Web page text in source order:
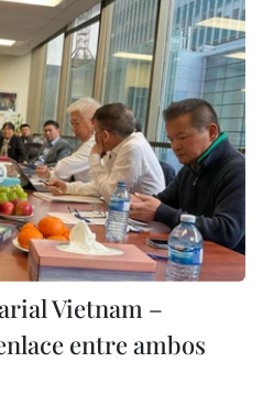
Vietnam –
entre ambos